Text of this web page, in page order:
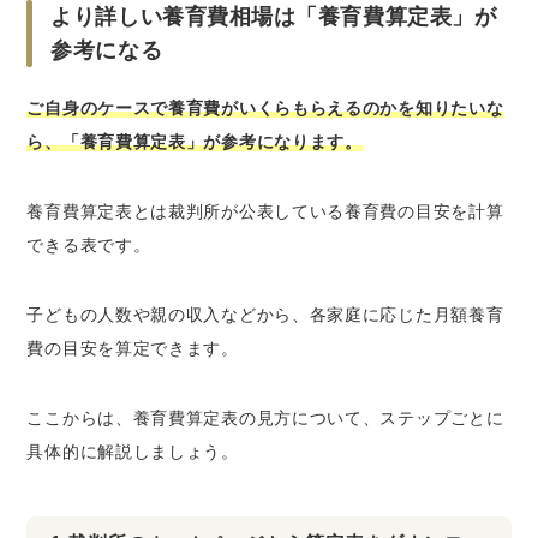
より詳しい養育費相場は「養育費算定表」が
参考になる
ご自身のケースで養育費がいくらもらえるのかを知りたいな
ら、「養育費算定表」が参考になります。
養育費算定表とは裁判所が公表している養育費の目安を計算
できる表です。
子どもの人数や親の収入などから、各家庭に応じた月額養育
費の目安を算定できます。
ここからは、養育費算定表の見方について、ステップごとに
具体的に解説しましょう。